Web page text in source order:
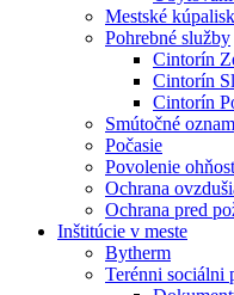
Mestské
Pohrebné služby
Cintorín
Cintorín
Cintorín
Smútočné
Počasie
Povolenie
Ochrana
Ochrana pred
Inštitúcie v meste
Bytherm
Terénni sociálni